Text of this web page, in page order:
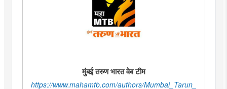
मुंबई तरुण भारत वेब टीम
https://www.mahamtb.com/authors/Mumbai_Tarun_